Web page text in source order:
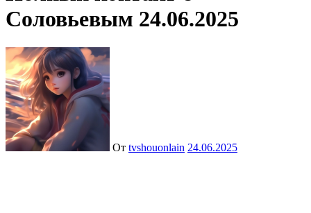
Соловьевым 24.06.2025
От tvshouonlain 24.06.2025